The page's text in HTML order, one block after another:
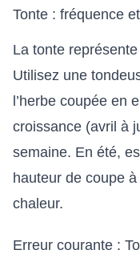
Tonte : fréquence
La tonte
Utilisez une
l’herbe coupée en
croissance (avril à
semaine. En été,
hauteur de coupe
chaleur.
Erreur courante :